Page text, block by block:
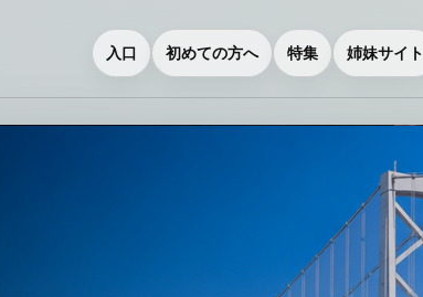
入口 初めての方へ 特集 姉妹サイト